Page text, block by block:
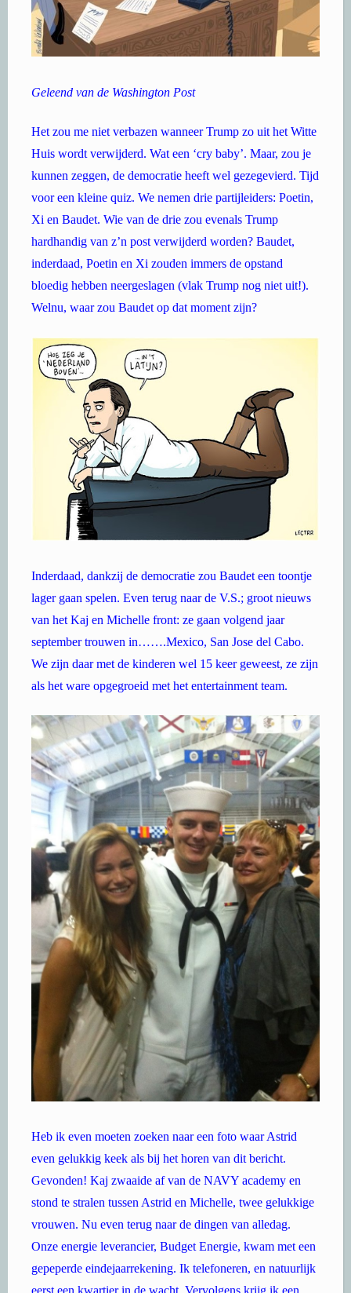
Geleend van de Washington Post
Het zou me niet verbazen wanneer Trump zo uit het Witte
Huis wordt verwijderd. Wat een ‘cry baby’. Maar, zou je
kunnen zeggen, de democratie heeft wel gezegevierd. Tijd
voor een kleine quiz. We nemen drie partijleiders: Poetin,
Xi en Baudet. Wie van de drie zou evenals Trump
hardhandig van z’n post verwijderd worden? Baudet,
inderdaad, Poetin en Xi zouden immers de opstand
bloedig hebben neergeslagen (vlak Trump nog niet uit!).
Welnu, waar zou Baudet op dat moment zijn?
Inderdaad, dankzij de democratie zou Baudet een toontje
lager gaan spelen. Even terug naar de V.S.; groot nieuws
van het Kaj en Michelle front: ze gaan volgend jaar
september trouwen in…….Mexico, San Jose del Cabo.
We zijn daar met de kinderen wel 15 keer geweest, ze zijn
als het ware opgegroeid met het entertainment team.
Heb ik even moeten zoeken naar een foto waar Astrid
even gelukkig keek als bij het horen van dit bericht.
Gevonden! Kaj zwaaide af van de NAVY academy en
stond te stralen tussen Astrid en Michelle, twee gelukkige
vrouwen. Nu even terug naar de dingen van alledag.
Onze energie leverancier, Budget Energie, kwam met een
gepeperde eindejaarrekening. Ik telefoneren, en natuurlijk
eerst een kwartier in de wacht. Vervolgens krijg ik een